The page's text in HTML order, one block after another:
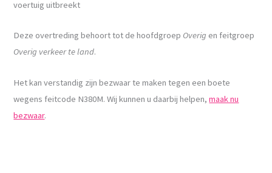
voertuig uitbreekt
Deze overtreding behoort tot de hoofdgroep Overig en feitgroep
Overig verkeer te land.
Het kan verstandig zijn bezwaar te maken tegen een boete
wegens feitcode N380M. Wij kunnen u daarbij helpen,maak nu
bezwaar.